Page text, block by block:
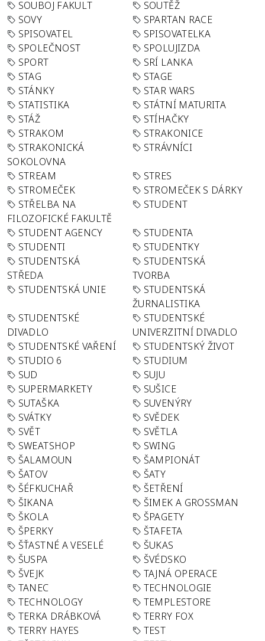
SOUBOJ FAKULT
SOUTĚŽ
SOVY
SPARTAN RACE
SPISOVATEL
SPISOVATELKA
SPOLEČNOST
SPOLUJIZDA
SPORT
SRÍ LANKA
STAG
STAGE
STÁNKY
STAR WARS
STATISTIKA
STÁTNÍ MATURITA
STÁŽ
STÍHAČKY
STRAKOM
STRAKONICE
STRAKONICKÁ
SOKOLOVNA
STRÁVNÍCI
STREAM
STRES
STROMEČEK
STROMEČEK S DÁRKY
STŘELBA NA
FILOZOFICKÉ FAKULTĚ
STUDENT
STUDENT AGENCY
STUDENTA
STUDENTI
STUDENTKY
STUDENTSKÁ
STŘEDA
STUDENTSKÁ
TVORBA
STUDENTSKÁ UNIE
STUDENTSKÁ
ŽURNALISTIKA
STUDENTSKÉ
DIVADLO
STUDENTSKÉ
UNIVERZITNÍ DIVADLO
STUDENTSKÉ VAŘENÍ
STUDENTSKÝ ŽIVOT
STUDIO 6
STUDIUM
SUD
SUJU
SUPERMARKETY
SUŠICE
SUTAŠKA
SUVENÝRY
SVÁTKY
SVĚDEK
SVĚT
SVĚTLA
SWEATSHOP
SWING
ŠALAMOUN
ŠAMPIONÁT
ŠATOV
ŠATY
ŠÉFKUCHAŘ
ŠETŘENÍ
ŠIKANA
ŠIMEK A GROSSMAN
ŠKOLA
ŠPAGETY
ŠPERKY
ŠTAFETA
ŠŤASTNÉ A VESELÉ
ŠUKAS
ŠUSPA
ŠVÉDSKO
ŠVEJK
TAJNÁ OPERACE
TANEC
TECHNOLOGIE
TECHNOLOGY
TEMPLESTORE
TERKA DRÁBKOVÁ
TERRY FOX
TERRY HAYES
TEST